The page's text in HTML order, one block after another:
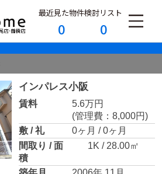
最近見た物件
0
検討リスト
0
インパレス小阪
賃料
5.6万円
(管理費：8,000円)
敷 / 礼
0ヶ月 / 0ヶ月
間取り / 面
積
1K / 28.00㎡